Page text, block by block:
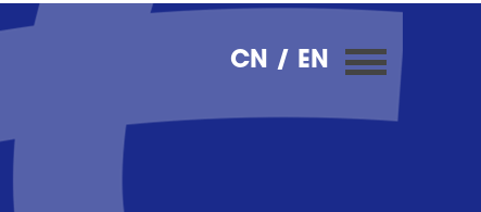
/ EN
CN